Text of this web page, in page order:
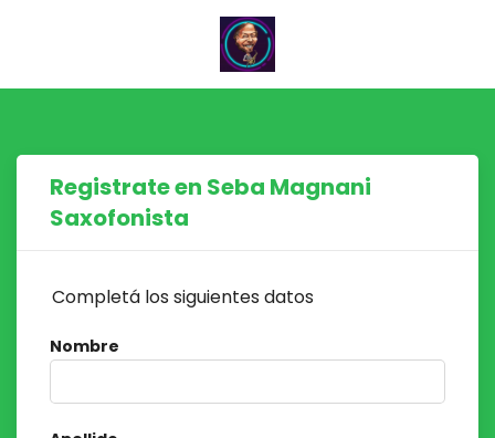
Registrate en Seba Magnani
Saxofonista
Completá los siguientes datos
Nombre